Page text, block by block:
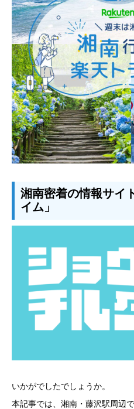
湘南密着の情報サイ
イム」
いかがでしたでしょうか。
本記事では、湘南・藤沢駅周辺